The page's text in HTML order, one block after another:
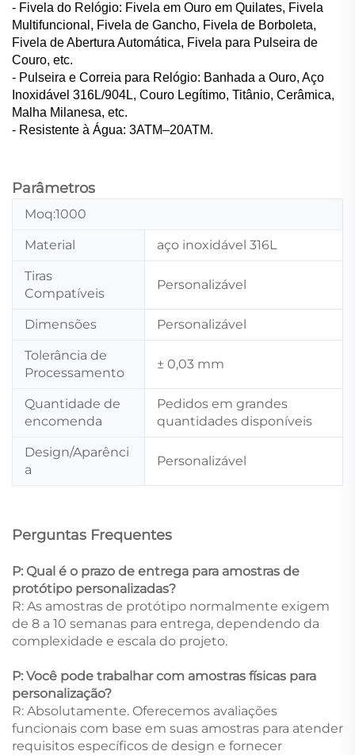
- Fivela do Relógio: Fivela em Ouro em Quilates, Fivela
Multifuncional, Fivela de Gancho, Fivela de Borboleta,
Fivela de Abertura Automática, Fivela para Pulseira de
Couro, etc.
- Pulseira e Correia para Relógio: Banhada a Ouro, Aço
Inoxidável 316L/904L, Couro Legítimo, Titânio, Cerâmica,
Malha Milanesa, etc.
- Resistente à Água: 3ATM–20ATM.
Parâmetros
Moq:1000
Material aço inoxidável 316L
Tiras
Compatíveis
Personalizável
Dimensões Personalizável
Tolerância de
Processamento
± 0,03 mm
Quantidade de
encomenda
Pedidos em grandes
quantidades disponíveis
Design/Aparênci
a
Personalizável
Perguntas Frequentes
P: Qual é o prazo de entrega para amostras de
protótipo personalizadas?
R: As amostras de protótipo normalmente exigem
de 8 a 10 semanas para entrega, dependendo da
complexidade e escala do projeto.
P: Você pode trabalhar com amostras físicas para
personalização?
R: Absolutamente. Oferecemos avaliações
funcionais com base em suas amostras para atender
requisitos específicos de design e fornecer